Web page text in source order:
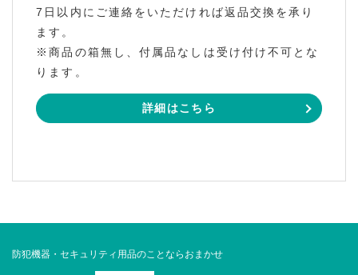
7日以内にご連絡をいただければ返品交換を承り
ます。
※商品の箱無し、付属品なしは受け付け不可とな
ります。
詳細はこちら
防犯機器・セキュリティ用品のことならおまかせ